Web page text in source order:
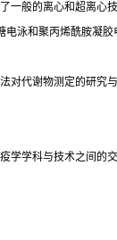
般的离心和超离
泳和聚丙烯酰胺凝胶
代谢物测定的研
学科与技术之间的